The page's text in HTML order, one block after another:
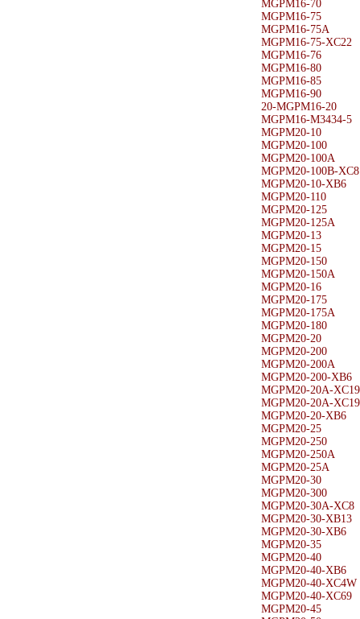
MGPM16-70
MGPM16-75
MGPM16-75A
MGPM16-75-XC22
MGPM16-76
MGPM16-80
MGPM16-85
MGPM16-90
20-MGPM16-20
MGPM16-M3434-5
MGPM20-10
MGPM20-100
MGPM20-100A
MGPM20-100B-XC8
MGPM20-10-XB6
MGPM20-110
MGPM20-125
MGPM20-125A
MGPM20-13
MGPM20-15
MGPM20-150
MGPM20-150A
MGPM20-16
MGPM20-175
MGPM20-175A
MGPM20-180
MGPM20-20
MGPM20-200
MGPM20-200A
MGPM20-200-XB6
MGPM20-20A-XC19
MGPM20-20A-XC19
MGPM20-20-XB6
MGPM20-25
MGPM20-250
MGPM20-250A
MGPM20-25A
MGPM20-30
MGPM20-300
MGPM20-30A-XC8
MGPM20-30-XB13
MGPM20-30-XB6
MGPM20-35
MGPM20-40
MGPM20-40-XB6
MGPM20-40-XC4W
MGPM20-40-XC69
MGPM20-45